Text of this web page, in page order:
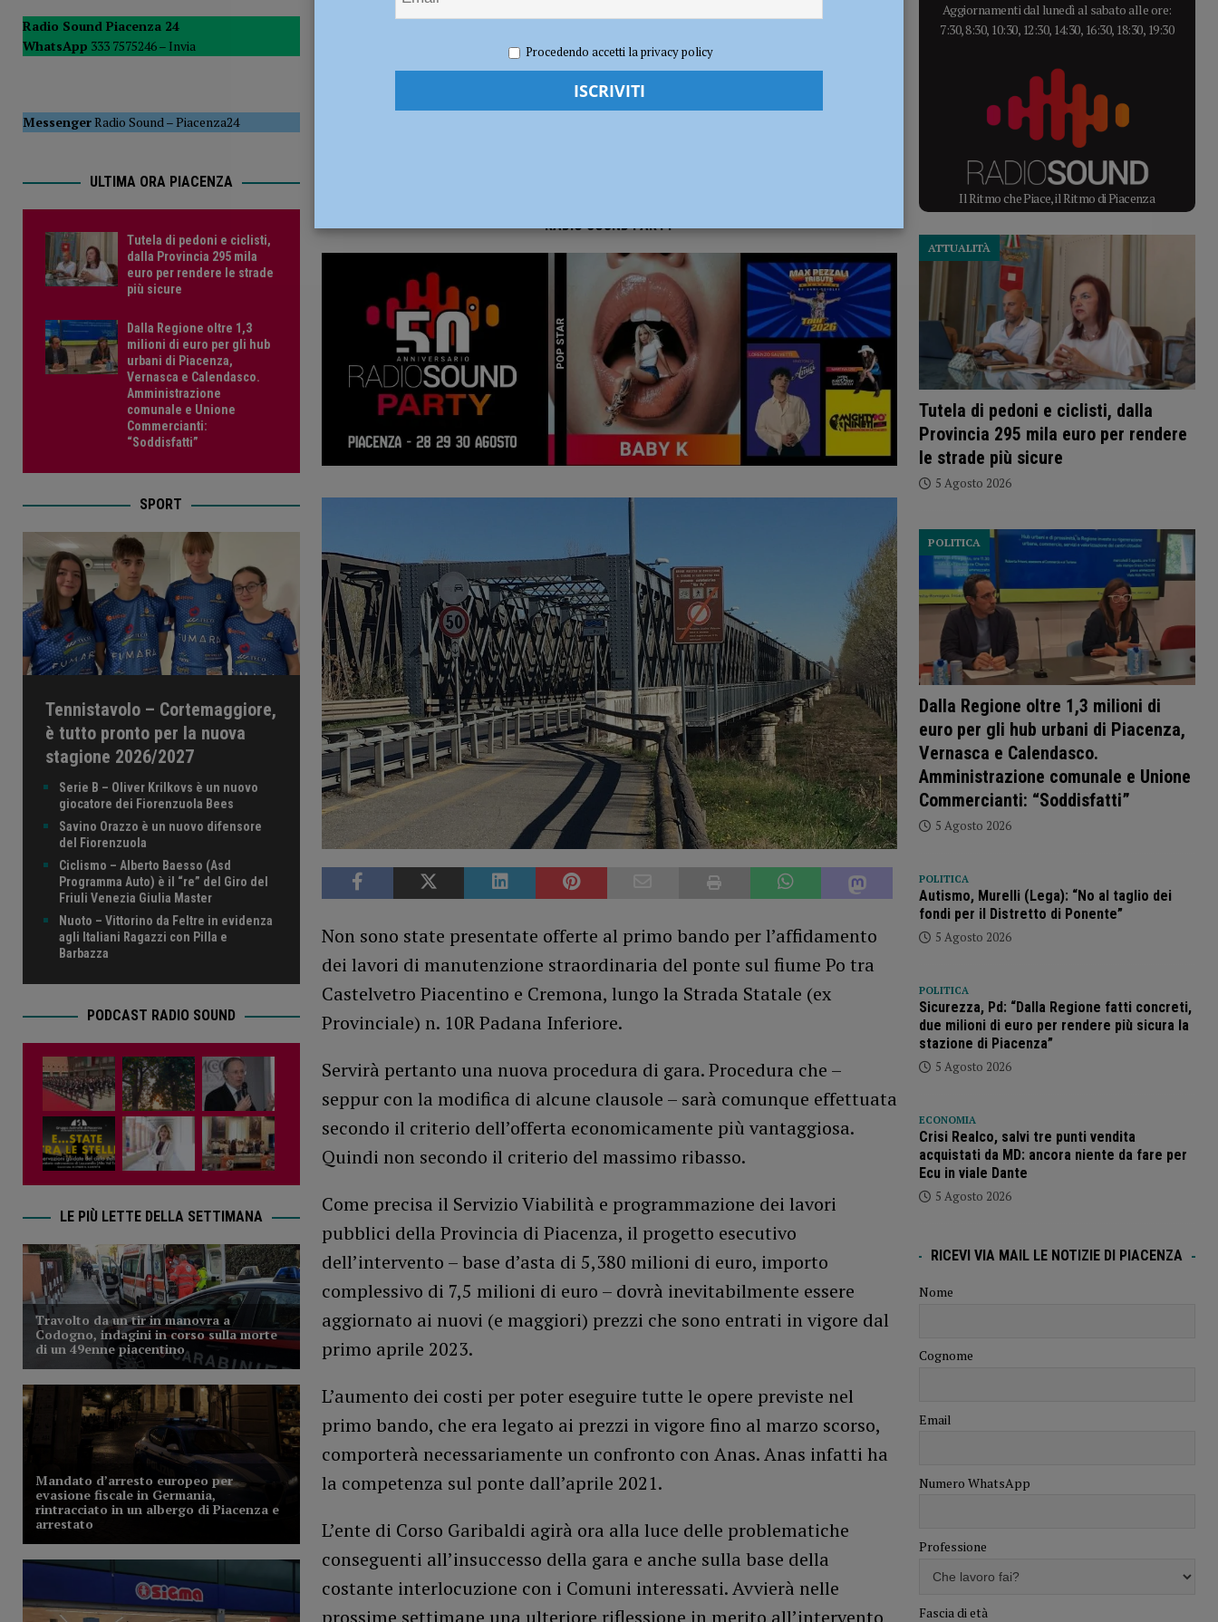
del Consiglio POLITICA
[ 5 Agosto 2026 ] Tutela di pedoni e ciclisti, dalla Provincia 295 mila euro per rendere le strade più sicure ATTUALITÀ
RADIO SOUND PARTY
Non sono state presentate offerte al primo bando per l’affidamento
dei lavori di manutenzione straordinaria del ponte sul fiume Po tra
Castelvetro Piacentino e Cremona, lungo la Strada Statale (ex
Provinciale) n. 10R Padana Inferiore.
Servirà pertanto una nuova procedura di gara. Procedura che –
seppur con la modifica di alcune clausole – sarà comunque effettuata
secondo il criterio dell’offerta economicamente più vantaggiosa.
Quindi non secondo il criterio del massimo ribasso.
Come precisa il Servizio Viabilità e programmazione dei lavori
pubblici della Provincia di Piacenza, il progetto esecutivo
dell’intervento – base d’asta di 5,380 milioni di euro, importo
complessivo di 7,5 milioni di euro – dovrà inevitabilmente essere
aggiornato ai nuovi (e maggiori) prezzi che sono entrati in vigore dal
primo aprile 2023.
L’aumento dei costi per poter eseguire tutte le opere previste nel
primo bando, che era legato ai prezzi in vigore fino al marzo scorso,
comporterà necessariamente un confronto con Anas. Anas infatti ha
la competenza sul ponte dall’aprile 2021.
L’ente di Corso Garibaldi agirà ora alla luce delle problematiche
conseguenti all’insuccesso della gara e anche sulla base della
costante interlocuzione con i Comuni interessati. Avvierà nelle
prossime settimane una ulteriore riflessione in merito all’intervento
Radio Sound Piacenza 24
WhatsApp 333 7575246 – Invia
MessengerRadio Sound–Piacenza24
ULTIMA ORA PIACENZA
Tutela di pedoni e ciclisti,
dalla Provincia 295 mila
euro per rendere le strade
più sicure
Dalla Regione oltre 1,3
milioni di euro per gli hub
urbani di Piacenza,
Vernasca e Calendasco.
Amministrazione
comunale e Unione
Commercianti:
“Soddisfatti”
SPORT
Tennistavolo – Cortemaggiore,
è tutto pronto per la nuova
stagione 2026/2027
Serie B – Oliver Krilkovs è un nuovo
giocatore dei Fiorenzuola Bees
Savino Orazzo è un nuovo difensore
del Fiorenzuola
Ciclismo – Alberto Baesso (Asd
Programma Auto) è il “re” del Giro del
Friuli Venezia Giulia Master
Nuoto – Vittorino da Feltre in evidenza
agli Italiani Ragazzi con Pilla e
Barbazza
PODCAST RADIO SOUND
LE PIÙ LETTE DELLA SETTIMANA
Aggiornamenti dal lunedì al sabato alle ore:
7:30, 8:30, 10:30, 12:30, 14:30, 16:30, 18:30, 19:30
Il Ritmo che Piace, il Ritmo di Piacenza
Tutela di pedoni e ciclisti, dalla
Provincia 295 mila euro per rendere
le strade più sicure
ATTUALITÀ
5 Agosto 2026
Dalla Regione oltre 1,3 milioni di
euro per gli hub urbani di Piacenza,
Vernasca e Calendasco.
Amministrazione comunale e Unione
Commercianti: “Soddisfatti”
POLITICA
5 Agosto 2026
POLITICA
Autismo, Murelli (Lega): “No al taglio dei
fondi per il Distretto di Ponente”
5 Agosto 2026
POLITICA
Sicurezza, Pd: “Dalla Regione fatti concreti,
due milioni di euro per rendere più sicura la
stazione di Piacenza”
5 Agosto 2026
ECONOMIA
Crisi Realco, salvi tre punti vendita
acquistati da MD: ancora niente da fare per
Ecu in viale Dante
5 Agosto 2026
RICEVI VIA MAIL LE NOTIZIE DI PIACENZA
Nome
Cognome
Email
Numero WhatsApp
Professione
Fascia di età
Procedendo accetti la privacy policy